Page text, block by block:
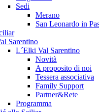
Sedi
Merano
San Leonardo in
Sarentino
L´Elki Val Sarentino
Novità
A proposito di noi
Tessera associativa
Family Support
Partner&Rete
Programma